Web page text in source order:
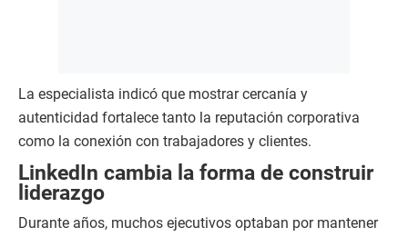
La especialista indicó que mostrar cercanía y
autenticidad fortalece tanto la reputación corporativa
como la conexión con trabajadores y clientes.
LinkedIn cambia la forma de construir
liderazgo
Durante años, muchos ejecutivos optaban por mantener